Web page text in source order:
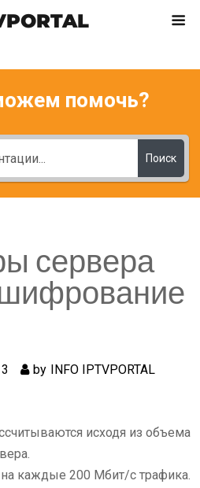
помочь?
Поиск
сервера
by INFO IPTVPORTAL
исходя из объема
каждые 200 Мбит/с трафика.